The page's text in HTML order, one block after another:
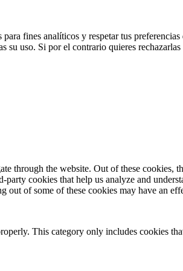
fines analíticos y respetar tus preferencias
su uso. Si por el contrario quieres
through the website. Out of these cookies,
cookies that help us analyze and
out of some of these cookies may have an
This category only includes cookies